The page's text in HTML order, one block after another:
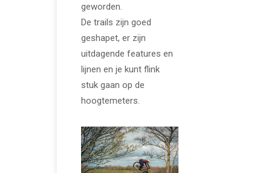
geworden.
De trails zijn goed
geshapet, er zijn
uitdagende features en
lijnen en je kunt flink
stuk gaan op de
hoogtemeters.